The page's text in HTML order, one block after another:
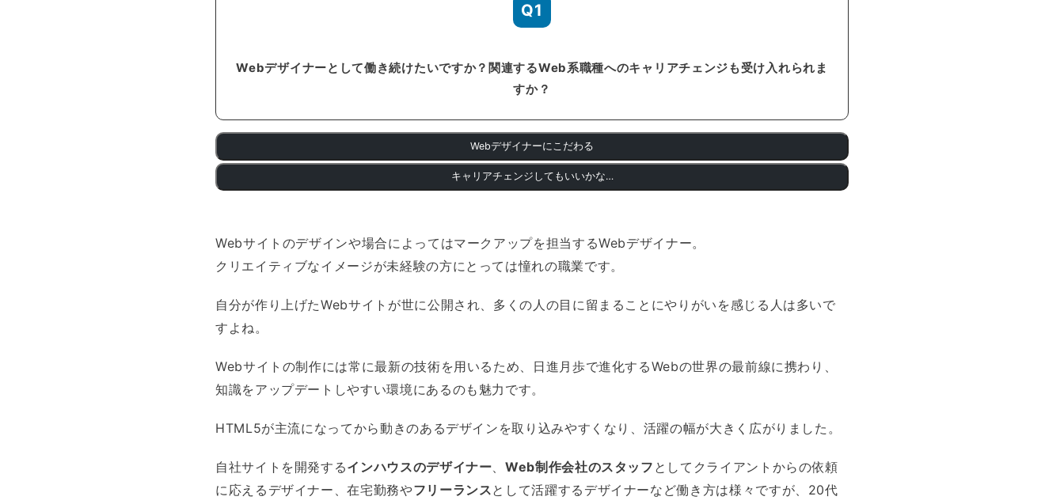
Q1
Webデザイナーとして働き続けたいですか？関連するWeb系職種へのキャリアチェンジも受け入れられま
すか？
Webデザイナーにこだわる
キャリアチェンジしてもいいかな…
Webサイトのデザインや場合によってはマークアップを担当するWebデザイナー。
クリエイティブなイメージが未経験の方にとっては憧れの職業です。
自分が作り上げたWebサイトが世に公開され、多くの人の目に留まることにやりがいを感じる人は多いで
すよね。
Webサイトの制作には常に最新の技術を用いるため、日進月歩で進化するWebの世界の最前線に携わり、
知識をアップデートしやすい環境にあるのも魅力です。
HTML5が主流になってから動きのあるデザインを取り込みやすくなり、活躍の幅が大きく広がりました。
自社サイトを開発するインハウスのデザイナー、Web制作会社のスタッフ としてクライアントからの依頼
に応えるデザイナー、在宅勤務やフリーランスとして活躍するデザイナーなど働き方は様々ですが、20代